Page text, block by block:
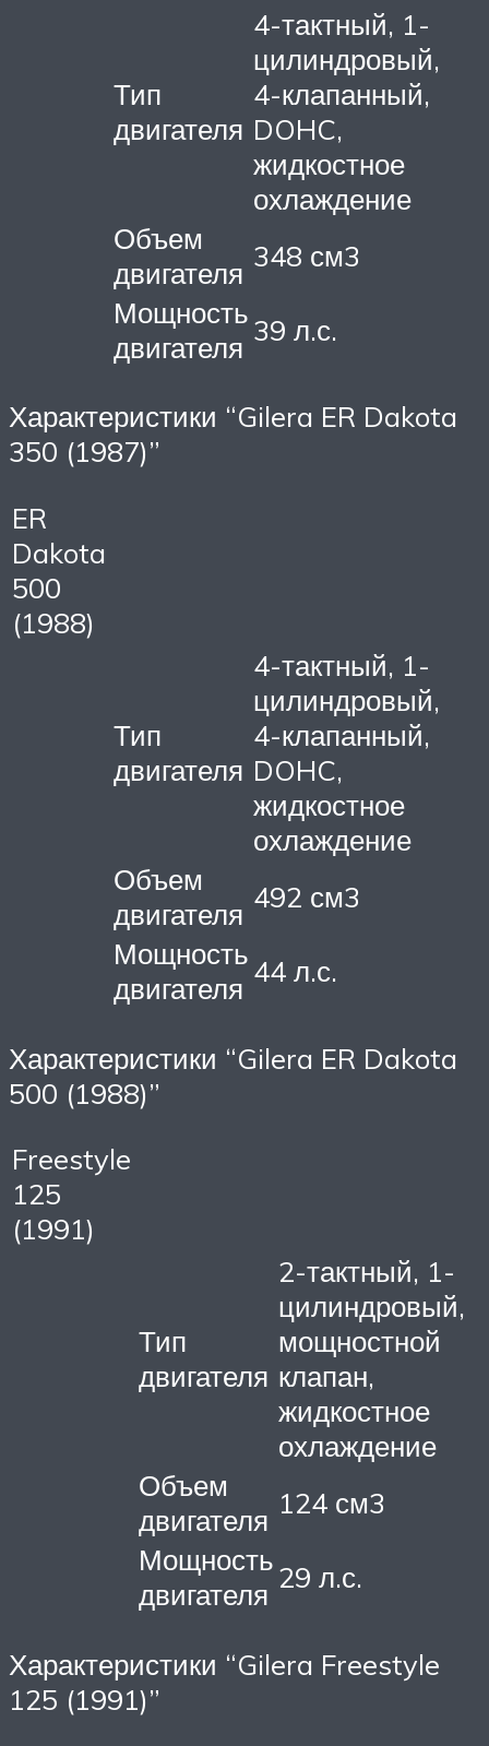
Тип
двигателя
4-тактный, 1-
цилиндровый,
4-клапанный,
DOHC,
жидкостное
охлаждение
Объем
двигателя 348 см3
Мощность
двигателя 39 л.с.
Характеристики “Gilera ER Dakota
350 (1987)”
ER
Dakota
500
(1988)
Тип
двигателя
4-тактный, 1-
цилиндровый,
4-клапанный,
DOHC,
жидкостное
охлаждение
Объем
двигателя 492 см3
Мощность
двигателя 44 л.с.
Характеристики “Gilera ER Dakota
500 (1988)”
Freestyle
125
(1991)
Тип
двигателя
2-тактный, 1-
цилиндровый,
мощностной
клапан,
жидкостное
охлаждение
Объем
двигателя 124 см3
Мощность
двигателя 29 л.с.
Характеристики “Gilera Freestyle
125 (1991)”